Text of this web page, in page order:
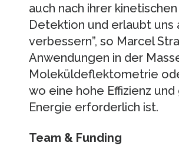
auch nach ihrer
Detektion und erlaubt
verbessern”, so Marcel
Anwendungen in der
Moleküldeflektometrie
wo eine hohe Effizienz
Energie erforderlich ist.
Team & Funding